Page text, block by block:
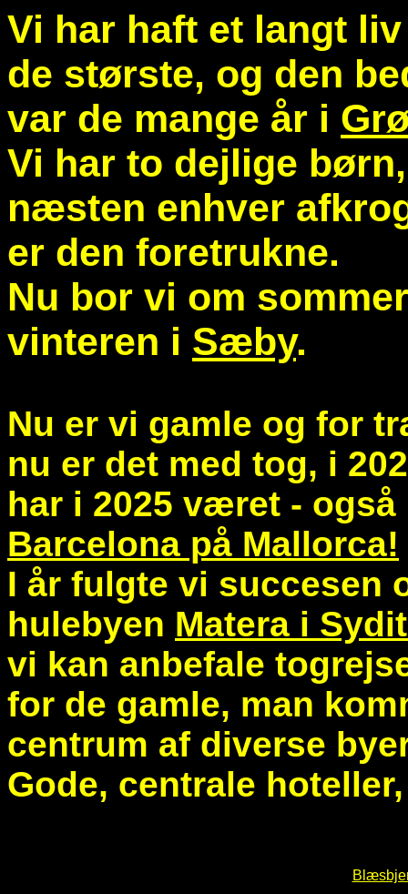
Vi har haft et langt
de største, og den
var de mange år i
Vi har to dejlige
næsten enhver
er den foretrukne.
Nu bor vi om
vinteren i Sæby.
Nu er vi gamle og for
nu er det med tog, i
har i 2025 været -
Barcelona på Mallorca!
I år fulgte vi succesen
hulebyen Matera i
vi kan anbefale
for de gamle, man
centrum af diverse
Gode, centrale